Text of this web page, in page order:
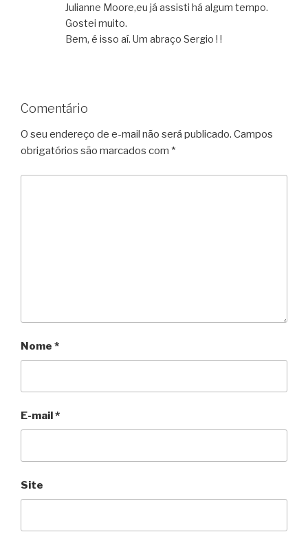
Julianne Moore,eu já assisti há algum tempo.
Gostei muito.
Bem, é isso aí. Um abraço Sergio ! !
Comentário
O seu endereço de e-mail não será publicado. Campos
obrigatórios são marcados com *
Nome *
E-mail*
Site